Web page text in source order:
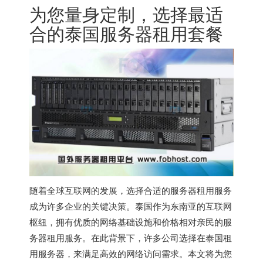
为您量身定制，选择最适
合的泰国服务器租用套餐
随着全球互联网的发展，选择合适的服务器租用服务
成为许多企业的关键决策。泰国作为东南亚的互联网
枢纽，拥有优质的网络基础设施和价格相对亲民的服
务器租用服务。在此背景下，许多公司选择在泰国租
用服务器，来满足高效的网络访问需求。本文将为您